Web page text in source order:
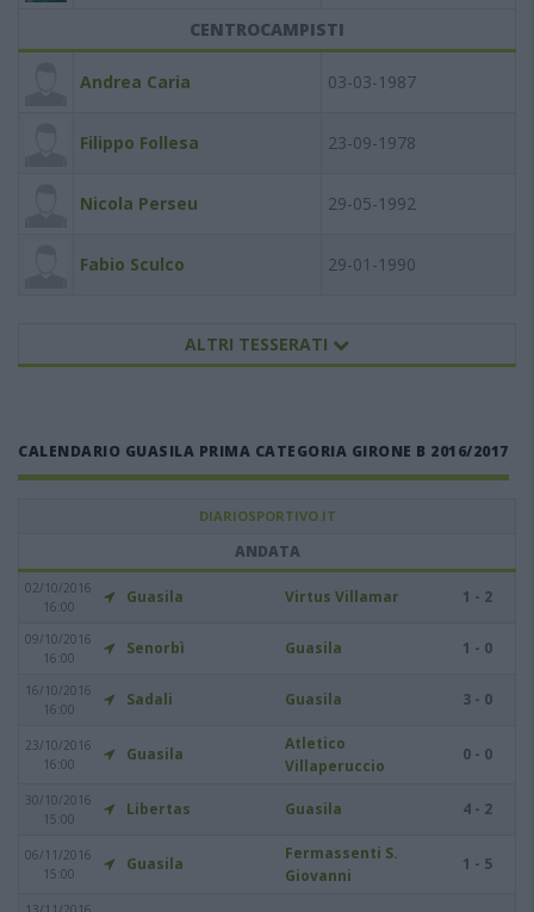
CENTROCAMPISTI
Andrea Caria 03-03-1987
Filippo Follesa 23-09-1978
Nicola Perseu 29-05-1992
Fabio Sculco 29-01-1990
ALTRI TESSERATI
CALENDARIO GUASILA PRIMA CATEGORIA GIRONE B 2016/2017
DIARIOSPORTIVO.IT
ANDATA
02/10/2016
16:00
Guasila Virtus Villamar 1 - 2
09/10/2016
16:00
Senorbì Guasila 1 - 0
16/10/2016
16:00
Sadali Guasila 3 - 0
23/10/2016
16:00
Guasila
Atletico
Villaperuccio
0 - 0
30/10/2016
15:00
Libertas Guasila 4 - 2
06/11/2016
15:00
Guasila
Fermassenti S.
Giovanni
1 - 5